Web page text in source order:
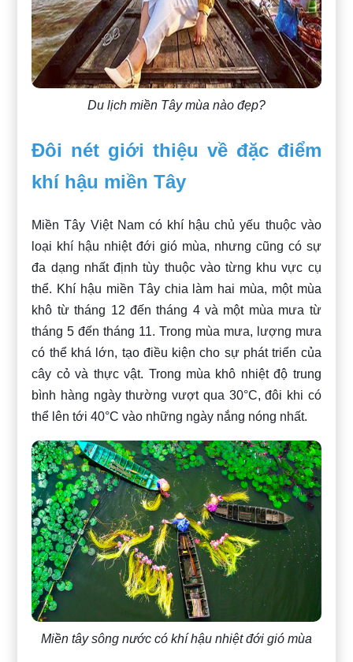
Du lịch miền Tây mùa nào đẹp?
Đôi nét giới thiệu về đặc điểm
khí hậu miền Tây
Miền Tây Việt Nam có khí hậu chủ yếu thuộc vào
loại khí hậu nhiệt đới gió mùa, nhưng cũng có sự
đa dạng nhất định tùy thuộc vào từng khu vực cụ
thể. Khí hậu miền Tây chia làm hai mùa, một mùa
khô từ tháng 12 đến tháng 4 và một mùa mưa từ
tháng 5 đến tháng 11. Trong mùa mưa, lượng mưa
có thể khá lớn, tạo điều kiện cho sự phát triển của
cây cỏ và thực vật. Trong mùa khô nhiệt độ trung
bình hàng ngày thường vượt qua 30°C, đôi khi có
thể lên tới 40°C vào những ngày nắng nóng nhất.
Miền tây sông nước có khí hậu nhiệt đới gió mùa